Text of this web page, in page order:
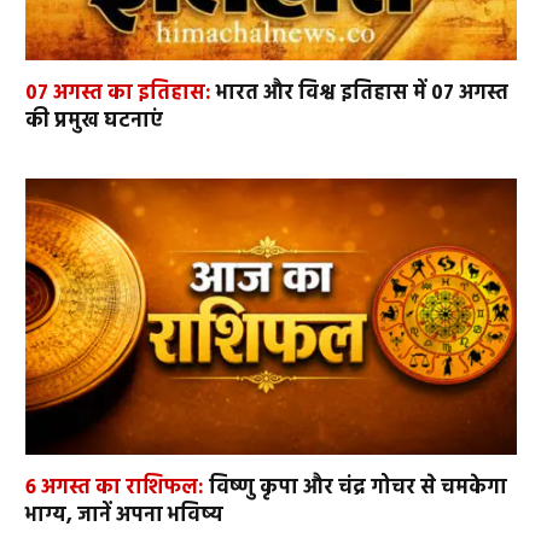
07 अगस्त का इतिहास:भारत और विश्व इतिहास में 07 अगस्त
की प्रमुख घटनाएं
6 अगस्त का राशिफल:विष्णु कृपा और चंद्र गोचर से चमकेगा
भाग्य, जानें अपना भविष्य